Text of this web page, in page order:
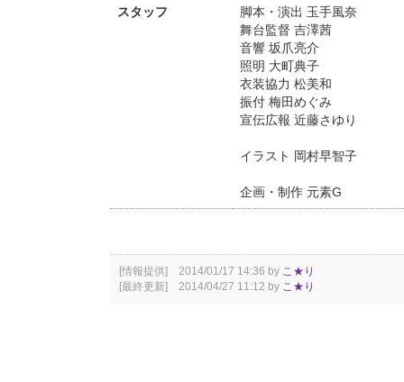
スタッフ
脚本・演出 玉手風奈
舞台監督 吉澤茜
音響 坂爪亮介
照明 大町典子
衣装協力 松美和
振付 梅田めぐみ
宣伝広報 近藤さゆり
イラスト 岡村早智子
企画・制作 元素G
[情報提供] 2014/01/17 14:36 by こ★り
[最終更新] 2014/04/27 11:12 by こ★り